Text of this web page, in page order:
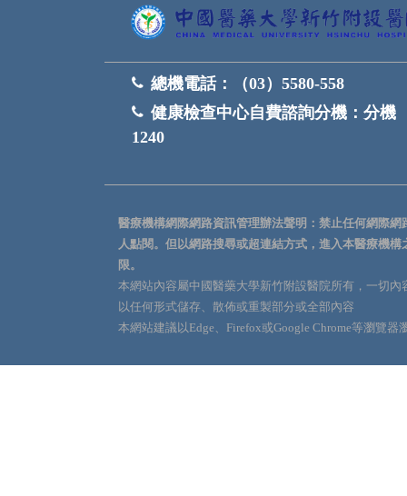
總機電話：
（03）5580-558
健康檢查中心自費諮詢分機： 分機
1240
醫療機構網際網路資訊管理辦法聲明：禁止任何網際
人點閱。但以網路搜尋或超連結方式，進入本醫療機
限。
本網站內容屬中國醫藥大學新竹附設醫院所有，一切
以任何形式儲存、散佈或重製部分或全部內容
本網站建議以Edge、Firefox或Google Chrome等瀏覽器